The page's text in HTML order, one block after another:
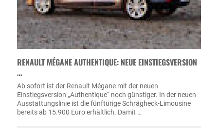
RENAULT MÉGANE AUTHENTIQUE: NEUE EINSTIEGSVERSION
…
Ab sofort ist der Renault Mégane mit der neuen
Einstiegsversion „Authentique“ noch günstiger. In der neuen
Ausstattungslinie ist die fünftürige Schrägheck-Limousine
bereits ab 15.900 Euro erhältlich. Damit …